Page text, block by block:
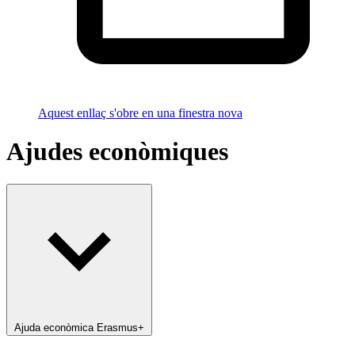
Aquest enllaç s'obre en una finestra nova
Ajudes econòmiques
Ajuda econòmica Erasmus+